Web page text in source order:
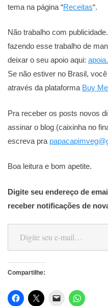
tema na página “Receitas“.
Não trabalho com
fazendo esse trabalho de
deixar o seu apoio aqui:
Se não estiver no Brasil,
através da plataforma Buy
Pra receber os posts novos
assinar o blog (caixinha no
escreva pra
Boa leitura e bom apetite.
Digite seu endereço de
receber notificações de
Digite seu e-mail…
Compartilhe: